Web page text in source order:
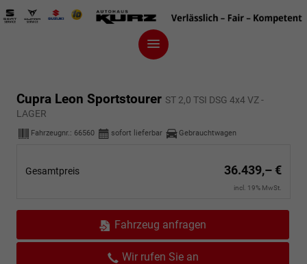
Cupra Leon Sportstourer ST 2,0 TSI DSG 4x4 VZ -
LAGER
Fahrzeugnr.: 66560 sofort lieferbar Gebrauchtwagen
Gesamtpreis 36.439,– €
incl. 19% MwSt.
Fahrzeug anfragen
Wir rufen Sie an